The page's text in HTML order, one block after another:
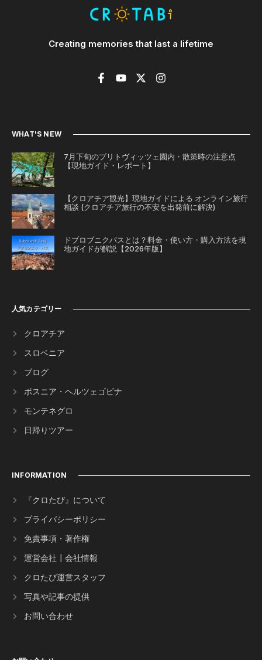
Creating memories that last a lifetime
WHAT'S NEW
7月下旬のプリトヴィッツェ園内・散策時の注意点
【現地ガイド・レポート】
【クロアチア観光】現地ガイドによる オンライン旅行
相談 (クロアチア旅行の不安を出発前に解決)
ドブロブニクパスとは？料金・使い方・購入方法を現
地ガイドが解説【2026年版】
人気カテゴリー
クロアチア
スロベニア
ブログ
ボスニア・ヘルツェゴビナ
モンテネグロ
日帰りツアー
INFORMATION
『クロたび』について
プライバシーポリシー
免責事項・著作権
運営会社┃会社情報
クロたび運営スタッフ
写真や記事の提供
お問い合わせ